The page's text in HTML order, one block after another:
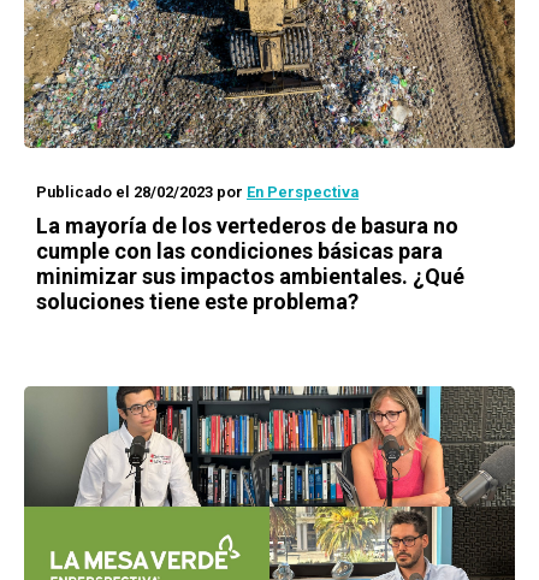
Publicado el 28/02/2023 por En Perspectiva
La mayoría de los vertederos de basura no
cumple con las condiciones básicas para
minimizar sus impactos ambientales. ¿Qué
soluciones tiene este problema?